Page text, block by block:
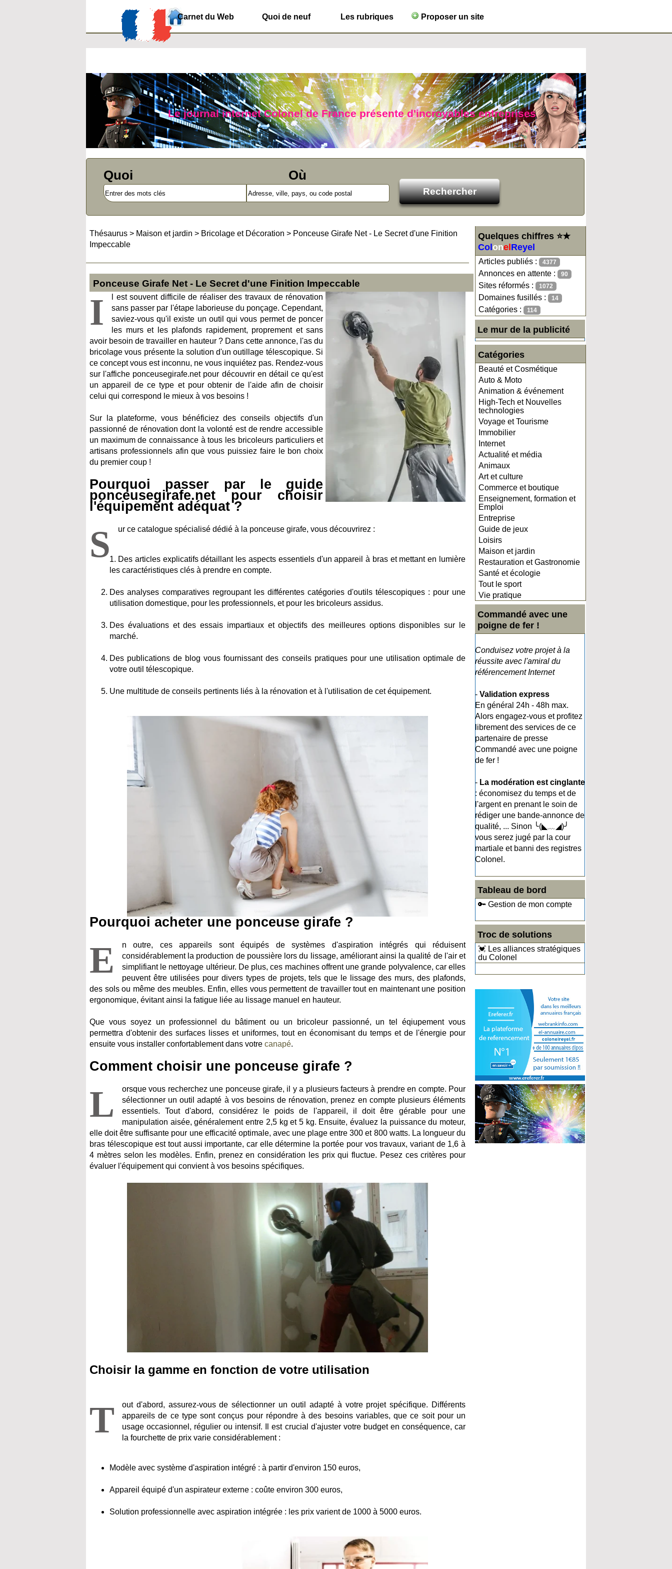
Carnet du Web Quoi de neuf Les rubriques Proposer un site
Le journal internet Colonel de France présente d'incroyables entreprises
Quoi Où
Quelques chiffres ⭐★
Col onel Reyel
Articles publiés : 4377
Annonces en attente : 90
Sites réformés : 1072
Domaines fusillés : 14
Catégories : 114
Le mur de la publicité
Catégories
Beauté et Cosmétique
Auto & Moto
Animation & événement
High-Tech et Nouvelles
technologies
Voyage et Tourisme
Immobilier
Internet
Actualité et média
Animaux
Art et culture
Commerce et boutique
Enseignement, formation et
Emploi
Entreprise
Guide de jeux
Loisirs
Maison et jardin
Restauration et Gastronomie
Santé et écologie
Tout le sport
Vie pratique
Commandé avec une
poigne de fer !
Conduisez votre projet à la
réussite avec l'amiral du
référencement Internet
- Validation express
En général 24h - 48h max.
Alors engagez-vous et profitez
librement des services de ce
partenaire de presse
Commandé avec une poigne
de fer !
- La modération est cinglante
: économisez du temps et de
l'argent en prenant le soin de
rédiger une bande-annonce de
qualité, ... Sinon ╰(◣﹏◢)╯
vous serez jugé par la cour
martiale et banni des registres
Colonel.
Tableau de bord
🔑 Gestion de mon compte
Troc de solutions
💓 Les alliances stratégiques
du Colonel
Thésaurus > Maison et jardin > Bricolage et Décoration > Ponceuse Girafe Net - Le Secret d'une Finition
Impeccable
Ponceuse Girafe Net - Le Secret d'une Finition Impeccable
I
l est souvent difficile de réaliser des travaux de rénovation
sans passer par l'étape laborieuse du ponçage. Cependant,
saviez-vous qu'il existe un outil qui vous permet de poncer
les murs et les plafonds rapidement, proprement et sans
avoir besoin de travailler en hauteur ? Dans cette annonce, l'as du
bricolage vous présente la solution d'un outillage télescopique. Si
ce concept vous est inconnu, ne vous inquiétez pas. Rendez-vous
sur l'affiche ponceusegirafe.net pour découvrir en détail ce qu'est
un appareil de ce type et pour obtenir de l'aide afin de choisir
celui qui correspond le mieux à vos besoins !
Sur la plateforme, vous bénéficiez des conseils objectifs d'un
passionné de rénovation dont la volonté est de rendre accessible
un maximum de connaissance à tous les bricoleurs particuliers et
artisans professionnels afin que vous puissiez faire le bon choix
du premier coup !
Pourquoi passer par le guide
ponceusegirafe.net pour choisir
l'équipement adéquat ?
S ur ce catalogue spécialisé dédié à la ponceuse girafe, vous découvrirez :
Des articles explicatifs détaillant les aspects essentiels d'un appareil à bras et mettant en lumière
les caractéristiques clés à prendre en compte.
Des analyses comparatives regroupant les différentes catégories d'outils télescopiques : pour une
utilisation domestique, pour les professionnels, et pour les bricoleurs assidus.
Des évaluations et des essais impartiaux et objectifs des meilleures options disponibles sur le
marché.
Des publications de blog vous fournissant des conseils pratiques pour une utilisation optimale de
votre outil télescopique.
Une multitude de conseils pertinents liés à la rénovation et à l'utilisation de cet équipement.
Pourquoi acheter une ponceuse girafe ?
E
n outre, ces appareils sont équipés de systèmes d'aspiration intégrés qui réduisent
considérablement la production de poussière lors du lissage, améliorant ainsi la qualité de l'air et
simplifiant le nettoyage ultérieur. De plus, ces machines offrent une grande polyvalence, car elles
peuvent être utilisées pour divers types de projets, tels que le lissage des murs, des plafonds,
des sols ou même des meubles. Enfin, elles vous permettent de travailler tout en maintenant une position
ergonomique, évitant ainsi la fatigue liée au lissage manuel en hauteur.
Que vous soyez un professionnel du bâtiment ou un bricoleur passionné, un tel éqiupement vous
permettra d'obtenir des surfaces lisses et uniformes, tout en économisant du temps et de l'énergie pour
ensuite vous installer confortablement dans votre canapé.
Comment choisir une ponceuse girafe ?
L
orsque vous recherchez une ponceuse girafe, il y a plusieurs facteurs à prendre en compte. Pour
sélectionner un outil adapté à vos besoins de rénovation, prenez en compte plusieurs éléments
essentiels. Tout d'abord, considérez le poids de l'appareil, il doit être gérable pour une
manipulation aisée, généralement entre 2,5 kg et 5 kg. Ensuite, évaluez la puissance du moteur,
elle doit être suffisante pour une efficacité optimale, avec une plage entre 300 et 800 watts. La longueur du
bras télescopique est tout aussi importante, car elle détermine la portée pour vos travaux, variant de 1,6 à
4 mètres selon les modèles. Enfin, prenez en considération les prix qui fluctue. Pesez ces critères pour
évaluer l'équipement qui convient à vos besoins spécifiques.
Choisir la gamme en fonction de votre utilisation
T
out d'abord, assurez-vous de sélectionner un outil adapté à votre projet spécifique. Différents
appareils de ce type sont conçus pour répondre à des besoins variables, que ce soit pour un
usage occasionnel, régulier ou intensif. Il est crucial d'ajuster votre budget en conséquence, car
la fourchette de prix varie considérablement :
Modèle avec système d'aspiration intégré : à partir d'environ 150 euros,
Appareil équipé d'un aspirateur externe : coûte environ 300 euros,
Solution professionnelle avec aspiration intégrée : les prix varient de 1000 à 5000 euros.